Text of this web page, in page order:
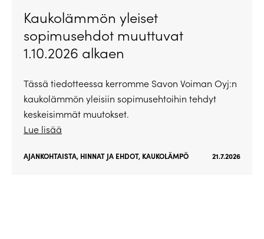
Kaukolämmön yleiset
sopimusehdot muuttuvat
1.10.2026 alkaen
Tässä tiedotteessa kerromme Savon Voiman Oyj:n
kaukolämmön yleisiin sopimusehtoihin tehdyt
keskeisimmät muutokset.
Lue lisää
AJANKOHTAISTA, HINNAT JA EHDOT, KAUKOLÄMPÖ 21.7.2026